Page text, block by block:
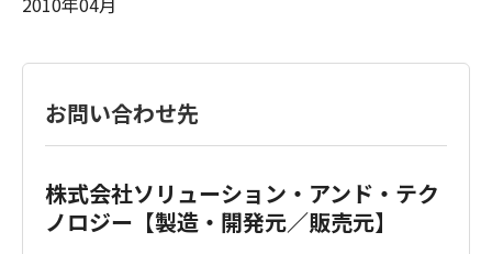
お問い合わせ先
株式会社ソリューション・アンド・テク
ノロジー【製造・開発元／販売元】